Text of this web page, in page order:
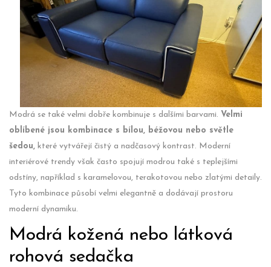
Modrá se také velmi dobře kombinuje s dalšími barvami. Velmi
oblíbené jsou kombinace s bílou, béžovou nebo světle
šedou, které vytvářejí čistý a nadčasový kontrast. Moderní
interiérové trendy však často spojují modrou také s teplejšími
odstíny, například s karamelovou, terakotovou nebo zlatými detaily.
Tyto kombinace působí velmi elegantně a dodávají prostoru
moderní dynamiku.
Modrá kožená nebo látková
rohová sedačka